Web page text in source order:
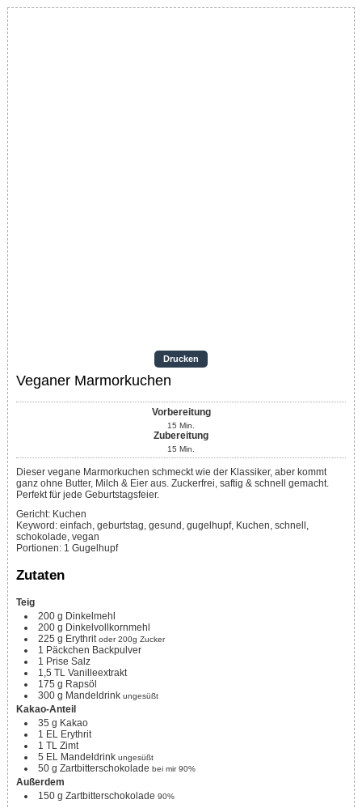
Drucken
Veganer Marmorkuchen
Vorbereitung
15 Min.
Zubereitung
15 Min.
Dieser vegane Marmorkuchen schmeckt wie der Klassiker, aber kommt
ganz ohne Butter, Milch & Eier aus. Zuckerfrei, saftig & schnell gemacht.
Perfekt für jede Geburtstagsfeier.
Gericht: Kuchen
Keyword: einfach, geburtstag, gesund, gugelhupf, Kuchen, schnell,
schokolade, vegan
Portionen: 1 Gugelhupf
Zutaten
Teig
200 g Dinkelmehl
200 g Dinkelvollkornmehl
225 g Erythrit oder 200g Zucker
1 Päckchen Backpulver
1 Prise Salz
1,5 TL Vanilleextrakt
175 g Rapsöl
300 g Mandeldrink ungesüßt
Kakao-Anteil
35 g Kakao
1 EL Erythrit
1 TL Zimt
5 EL Mandeldrink ungesüßt
50 g Zartbitterschokolade bei mir 90%
Außerdem
150 g Zartbitterschokolade 90%